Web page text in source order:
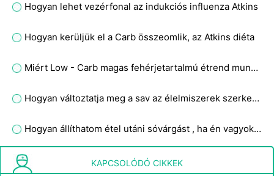
Hogyan lehet vezérfonal az indukciós influenza Atkins
Hogyan kerüljük el a Carb összeomlik, az Atkins diéta
Miért Low - Carb magas fehérjetartalmú étrend munka ?
Hogyan változtatja meg a sav az élelmiszerek szerkezetét?
Hogyan állíthatom étel utáni sóvárgást , ha én vagyok az Atkins diéta?
Hogyan adjunk kálium a Diet
KAPCSOLÓDÓ CIKKEK